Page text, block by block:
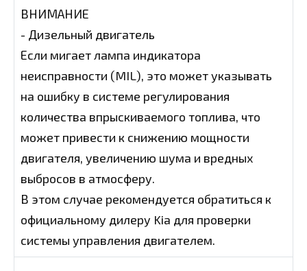
ВНИМАНИЕ
- Дизельный двигатель
Если мигает лампа индикатора
неисправности (MIL), это может указывать
на ошибку в системе регулирования
количества впрыскиваемого топлива, что
может привести к снижению мощности
двигателя, увеличению шума и вредных
выбросов в атмосферу.
В этом случае рекомендуется обратиться к
официальному дилеру Kia для проверки
системы управления двигателем.